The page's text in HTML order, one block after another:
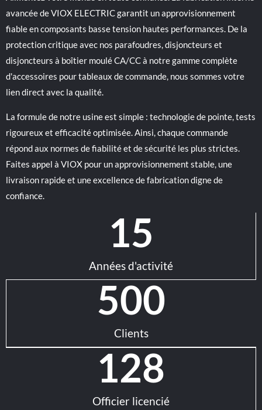
avancée de VIOX ELECTRIC garantit un approvisionnement
fiable en composants basse tension hautes performances. De la
protection critique avec nos parafoudres, disjoncteurs et
disjoncteurs à boîtier moulé CA/CC à notre gamme complète
d'accessoires pour tableaux de commande, nous sommes votre
lien direct avec la qualité.
La formule de notre usine est simple : technologie de pointe, tests
rigoureux et efficacité optimisée. Ainsi, chaque commande
répond aux normes de fiabilité et de sécurité les plus strictes.
Faites appel à VIOX pour un approvisionnement stable, une
livraison rapide et une excellence de fabrication digne de
confiance.
Années d'activité
15
Clients
500
Officier licencié
128